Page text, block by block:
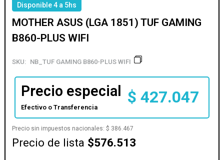
Disponible 4 a 5hs
MOTHER ASUS (LGA 1851) TUF GAMING
B860-PLUS WIFI
SKU: NB_TUF GAMING B860-PLUS WIFI
Precio especial
Efectivo o Transferencia
$ 427.047
Precio sin impuestos nacionales:$ 386.467
Precio de lista $576.513